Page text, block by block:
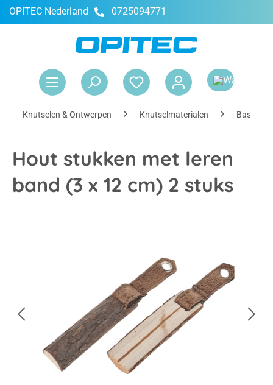
OPITEC Nederland 0725094771
Knutselen & Ontwerpen Knutselmaterialen
Hout stukken met leren
band (3 x 12 cm) 2 stuks